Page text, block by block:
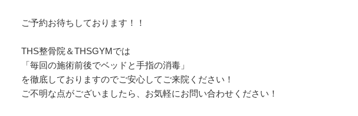
ご予約お待ちしております！！
THS整骨院＆THSGYMでは
「毎回の施術前後でベッドと手指の消毒」
を徹底しておりますのでご安心してご来院ください！
ご不明な点がございましたら、お気軽にお問い合わせください！